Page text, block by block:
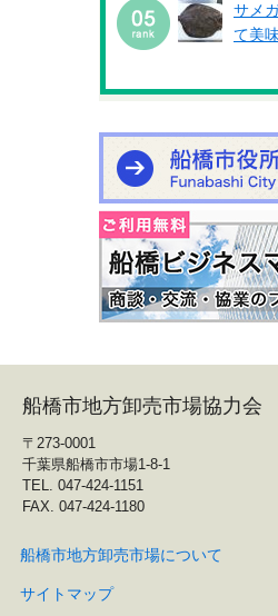
サメ
て美
船橋市地方卸売市場協力会
〒273-0001
千葉県船橋市市場1-8-1
TEL. 047-424-1151
FAX. 047-424-1180
船橋市地方卸売市場について
サイトマップ